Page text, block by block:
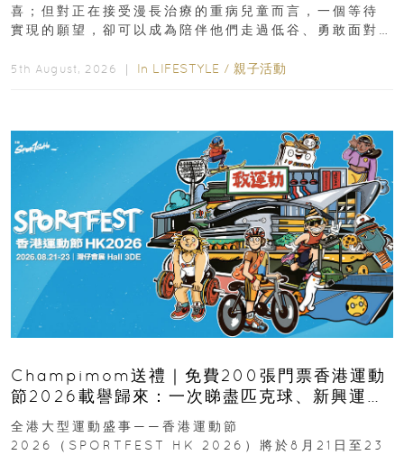
喜；但對正在接受漫長治療的重病兒童而言，一個等待
實現的願望，卻可以成為陪伴他們走過低谷、勇敢面對
5th August, 2026 ｜ In LIFESTYLE / 親子活動
Champimom送禮｜免費200張門票香港運動
節2026載譽歸來：一次睇盡匹克球、新興運
動、街舞比賽＋逾百運動品牌展覽
全港大型運動盛事——香港運動節
2026（SPORTFEST HK 2026）將於8月21日至23